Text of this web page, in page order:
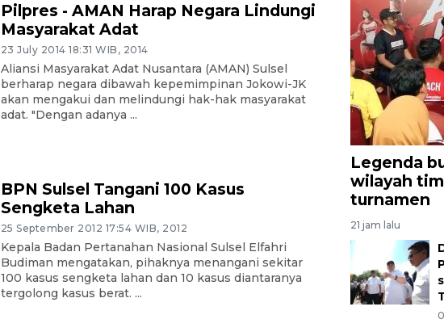
Pilpres - AMAN Harap Negara Lindungi
Masyarakat Adat
23 July 2014 18:31 WIB, 2014
Aliansi Masyarakat Adat Nusantara (AMAN) Sulsel
berharap negara dibawah kepemimpinan Jokowi-JK
akan mengakui dan melindungi hak-hak masyarakat
adat. "Dengan adanya ...
BPN Sulsel Tangani 100 Kasus
Sengketa Lahan
25 September 2012 17:54 WIB, 2012
Kepala Badan Pertanahan Nasional Sulsel Elfahri
Budiman mengatakan, pihaknya menangani sekitar
100 kasus sengketa lahan dan 10 kasus diantaranya
tergolong kasus berat. ...
Legenda
wilayah
turnamen
21 jam lalu